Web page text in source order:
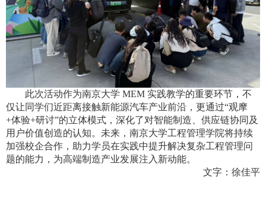
此次活动作为南京大学 MEM 实践教学的重要环节，不
仅让同学们近距离接触新能源汽车产业前沿，更通过“观摩
+体验+研讨”的立体模式，深化了对智能制造、供应链协同及
用户价值创造的认知。未来，南京大学工程管理学院将持续
加强校企合作，助力学员在实践中提升解决复杂工程管理问
题的能力，为高端制造产业发展注入新动能。
文字：徐佳平